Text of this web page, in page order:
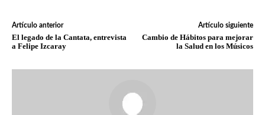
Artículo anterior
El legado de la Cantata, entrevista
a Felipe Izcaray
Artículo siguiente
Cambio de Hábitos para mejorar
la Salud en los Músicos